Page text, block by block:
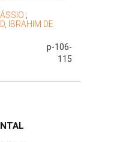
;
IBRAHIM DE
p-106-
115